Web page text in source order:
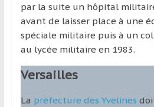
par la suite un hôpital
avant de laisser place à une
spéciale militaire puis à un
au lycée militaire en 1983.
Versailles
La préfecture des Yvelines